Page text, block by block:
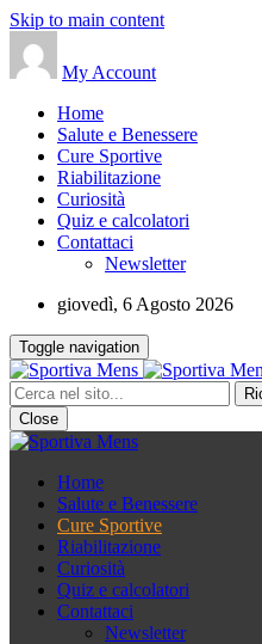
Skip to main content
My Account
Home
Salute e Benessere
Cure Sportive
Riabilitazione
Curiosità
Quiz e calcolatori
Contattaci
Newsletter
giovedì, 6 Agosto 2026
Toggle navigation
Close
Home
Salute e Benessere
Cure Sportive
Riabilitazione
Curiosità
Quiz e calcolatori
Contattaci
Newsletter